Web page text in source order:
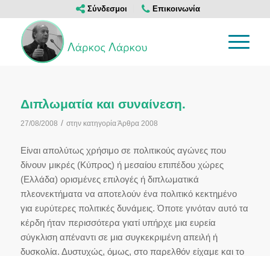
Σύνδεσμοι Επικοινωνία
Διπλωματία και συναίνεση.
27/08/2008 / στην κατηγορίαΆρθρα 2008
Είναι απολύτως χρήσιμο σε πολιτικούς αγώνες που
δίνουν μικρές (Κύπρος) ή μεσαίου επιπέδου χώρες
(Ελλάδα) ορισμένες επιλογές ή διπλωματικά
πλεονεκτήματα να αποτελούν ένα πολιτικό κεκτημένο
για ευρύτερες πολιτικές δυνάμεις. Όποτε γινόταν αυτό τα
κέρδη ήταν περισσότερα γιατί υπήρχε μια ευρεία
σύγκλιση απέναντι σε μια συγκεκριμένη απειλή ή
δυσκολία. Δυστυχώς, όμως, στο παρελθόν είχαμε και το